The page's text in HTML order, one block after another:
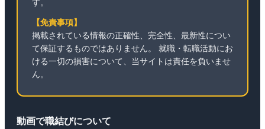
す。
【免責事項】
掲載されている情報の正確性、完全性、最新性につい
て保証するものではありません。 就職・転職活動にお
ける一切の損害について、当サイトは責任を負いませ
ん。
動画で職結びについて